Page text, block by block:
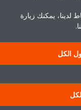
يمكنك زيارة